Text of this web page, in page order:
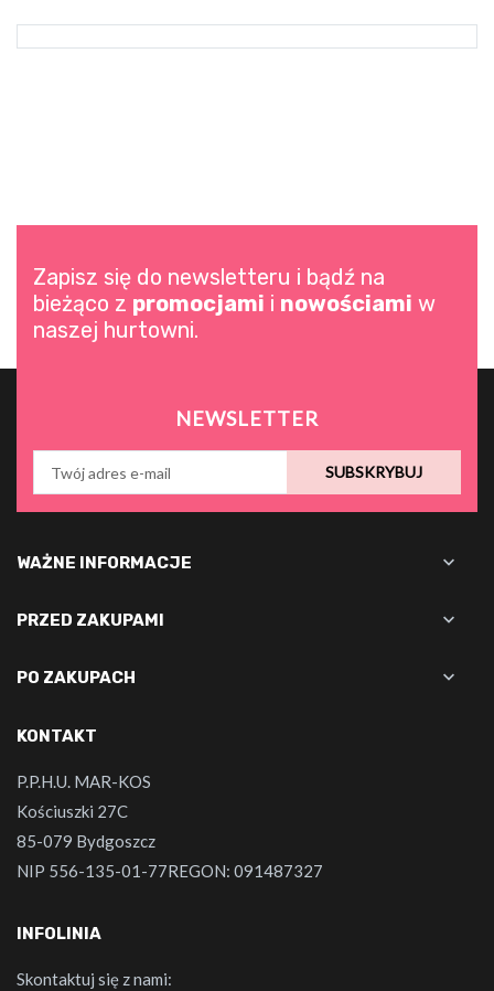
Zapisz się do newsletteru i bądź na
bieżąco z promocjami i nowościami w
naszej hurtowni.
NEWSLETTER
SUBSKRYBUJ
WAŻNE INFORMACJE 
PRZED ZAKUPAMI 
PO ZAKUPACH 
KONTAKT
P.P.H.U. MAR-KOS
Kościuszki 27C
85-079 Bydgoszcz
NIP 556-135-01-77REGON: 091487327
INFOLINIA
Skontaktuj się z nami: